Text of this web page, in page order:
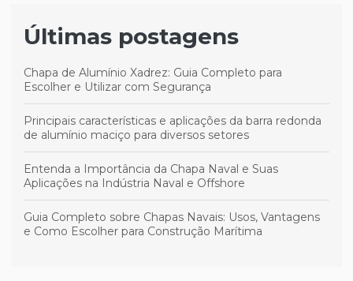
Últimas postagens
Chapa de Alumínio Xadrez: Guia Completo para
Escolher e Utilizar com Segurança
Principais características e aplicações da barra redonda
de alumínio maciço para diversos setores
Entenda a Importância da Chapa Naval e Suas
Aplicações na Indústria Naval e Offshore
Guia Completo sobre Chapas Navais: Usos, Vantagens
e Como Escolher para Construção Marítima